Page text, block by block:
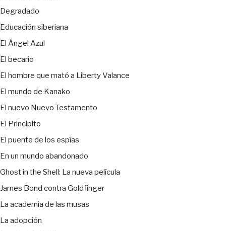
Degradado
Educación siberiana
El Ángel Azul
El becario
El hombre que mató a Liberty Valance
El mundo de Kanako
El nuevo Nuevo Testamento
El Principito
El puente de los espías
En un mundo abandonado
Ghost in the Shell: La nueva película
James Bond contra Goldfinger
La academia de las musas
La adopción